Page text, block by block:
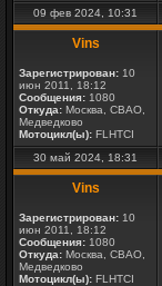
09 фев 2024, 10:31
Vins
Зарегистрирован: 10
июн 2011, 18:12
Сообщения: 1080
Откуда: Москва, СВАО,
Медведково
Мотоцикл(ы): FLHTCI
30 май 2024, 18:31
Vins
Зарегистрирован: 10
июн 2011, 18:12
Сообщения: 1080
Откуда: Москва, СВАО,
Медведково
Мотоцикл(ы): FLHTCI